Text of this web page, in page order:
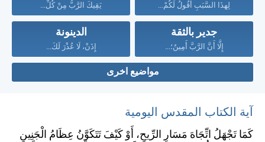
لِهذَا السَّبَبِ أَقُولُ لَكُمْ... يَقِيكَ الرَّبُّ مِنْ كُلِّ...
جدير بالثقة
إِلَّا أَنَّ الرَّبَّ أَمِينٌ؛...
الدينونة
إِذَنْ، لَا عُذْرَ لَكَ...
مواضيع اخرى
آية الكتاب المقدس اليومية
كَمَا تَجْهَلُ اتِّجَاهَ مَسَارِ الرِّيحِ، أَوْ كَيْفَ تَتَكَوَّنُ عِظَامُ الْجَنِينِ